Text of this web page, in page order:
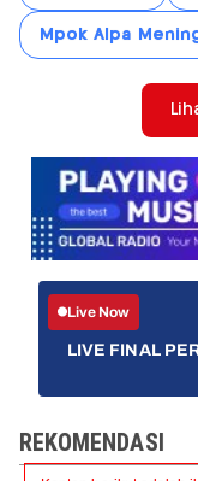
Mpok Alpa
Live Now
LIVE FINAL